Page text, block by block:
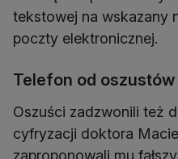
tekstowej na wskazany
poczty elektronicznej.
Telefon od oszustów
Oszuści zadzwonili też
cyfryzacji doktora
zaproponowali mu